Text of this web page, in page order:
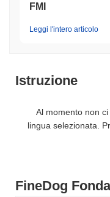
FMI
Leggi l'intero articolo
Istruzione
Al momento non
lingua selezionata.
FineDog